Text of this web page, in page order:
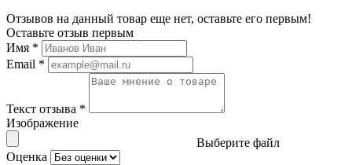
Отзывов на данный товар еще нет, оставьте его первым!
Оставьте отзыв первым
Имя *
Email *
Текст отзыва *
Изображение
Выберите файл
Оценка